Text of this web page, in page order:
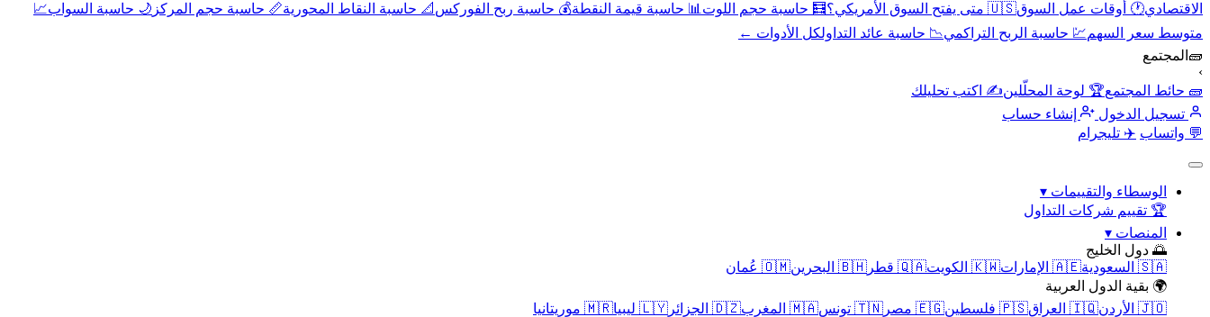
الاقتصادي🕐 أوقات عمل السوق🇺🇸 متى يفتح السوق الأمريكي؟ 🧮 حاسبة حجم اللوت 📊 حاسبة قيمة النقطة💰 حاسبة ربح الفوركس 📐 حاسبة النقاط المحورية📏 حاسبة حجم المركز 🌙 حاسبة السواب📈
متوسط سعر السهم💹 حاسبة الربح التراكمي📉 حاسبة عائد التداولكل الأدوات ←
🧱 المجتمع
›
🧱 حائط المجتمع🏆 لوحة المحلّلين✍️ اكتب تحليلك
تسجيل الدخول
إنشاء حساب
💬 واتساب ✈️ تليجرام
الوسطاء والتقييمات ▾
🏆 تقييم شركات التداول
المنصات ▾
🌅 دول الخليج
🇸🇦 السعودية
🇦🇪 الإمارات 🇰🇼 الكويت 🇶🇦 قطر 🇧🇭 البحرين
🇴🇲 عُمان
🌍 بقية الدول العربية
🇯🇴 الأردن
🇮🇶 العراق 🇵🇸 فلسطين 🇪🇬 مصر 🇹🇳 تونس 🇲🇦 المغرب 🇩🇿 الجزائر 🇱🇾 ليبيا
🇲🇷 موريتانيا